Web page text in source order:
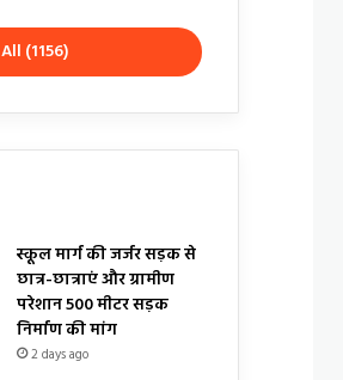
All (1156)
स्कूल मार्ग की जर्जर सड़क से
छात्र-छात्राएं और ग्रामीण
परेशान 500 मीटर सड़क
निर्माण की मांग
2 days ago